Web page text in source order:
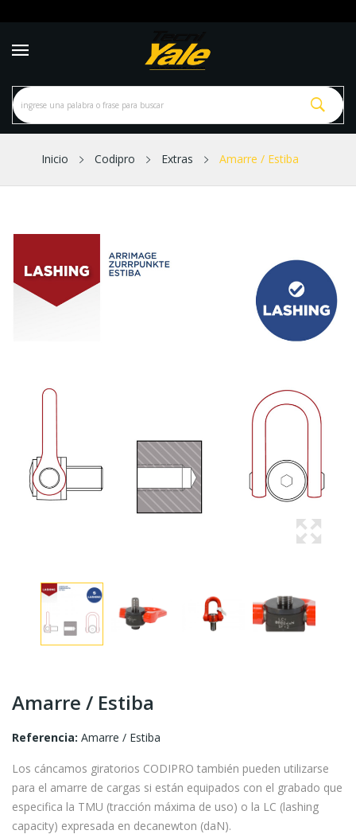
Inicio Codipro Extras Amarre / Estiba
Amarre / Estiba
Referencia: Amarre / Estiba
Los cáncamos giratorios CODIPRO también pueden utilizarse
para el amarre de cargas si están equipados con el grabado que
especifica la TMU (tracción máxima de uso) o la LC (lashing
capacity) expresada en decanewton (daN).